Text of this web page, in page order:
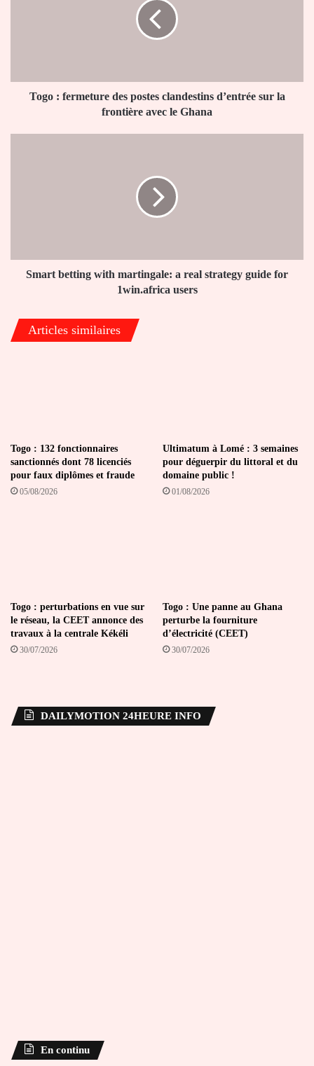
la
frontièreTogo : fermeture des postes clandestins d’entrée sur la
frontière avec le Ghana
for
1win.africa
Smart betting with martingale: a real strategy guide for
1win.africa users
Articles similaires
Togo : 132 fonctionnaires
sanctionnés dont 78 licenciés
pour faux diplômes et fraude
05/08/2026
Ultimatum à Lomé : 3 semaines
pour déguerpir du littoral et du
domaine public !
01/08/2026
Togo : perturbations en vue sur
le réseau, la CEET annonce des
travaux à la centrale Kékéli
30/07/2026
Togo : Une panne au Ghana
perturbe la fourniture
d’électricité (CEET)
30/07/2026
DAILYMOTION 24HEURE INFO
En continu